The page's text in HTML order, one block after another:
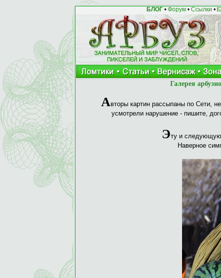
БЛОГ• Форум• Ссылки •
Галерея
Авторы картин рассыпаны по Сети,
усмотрели нарушение - пишите,
Эту и следующую
Наверное